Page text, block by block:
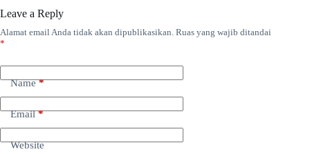
Leave a Reply
Alamat email Anda tidak akan dipublikasikan. Ruas yang wajib ditandai
*
Name*
Email*
Website